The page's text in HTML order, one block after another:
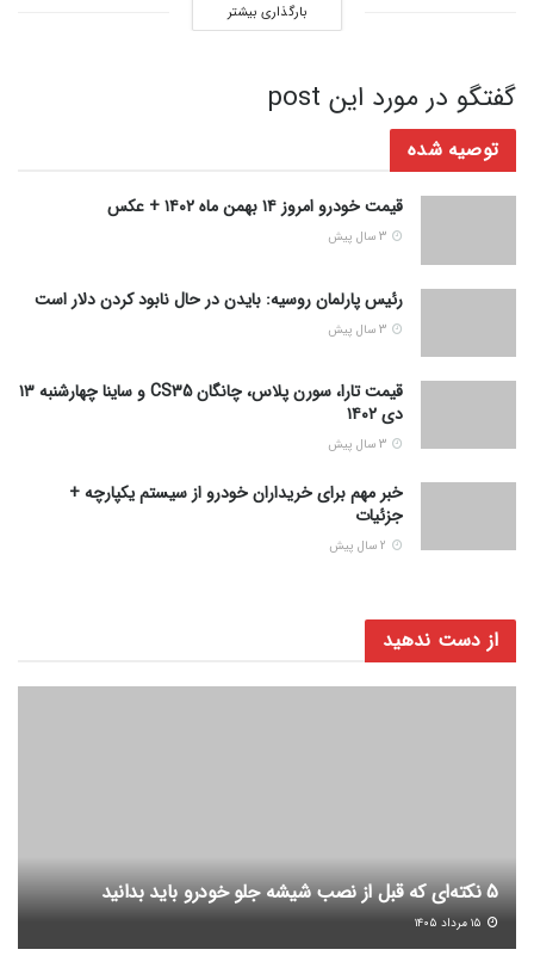
بارگذاری بیشتر
گفتگو در مورد این post
توصیه شده
قیمت خودرو امروز ۱۴ بهمن ماه ۱۴۰۲ + عکس
رئیس پارلمان روسیه: بایدن در حال نابود کردن دلار است
قیمت تارا، سورن پلاس، چانگان CS35 و ساینا چهارشنبه ۱۳
دی ۱۴۰۲
خبر مهم برای خریداران خودرو از سیستم یکپارچه +
جزئیات
از دست ندهید
5 نکته‌ای که قبل از نصب شیشه جلو خودرو باید بدانید